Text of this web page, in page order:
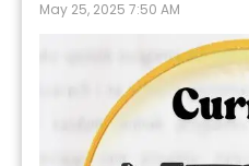
May 25, 2025 7:50 AM